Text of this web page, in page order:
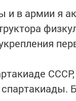
и в армии я